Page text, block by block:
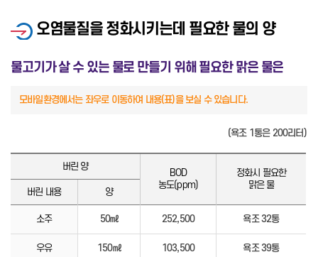
오염물질을 정화시키는데 필요한 물의 양
물고기가 살 수 있는 물로 만들기 위해 필요한 맑은 물은
(욕조 1통은 200리터)
버린 양
BOD
농도(ppm)
정화시 필요한
맑은 물
버린 내용 양
소주 50㎖ 252,500 욕조 32통
우유 150㎖ 103,500 욕조 39통